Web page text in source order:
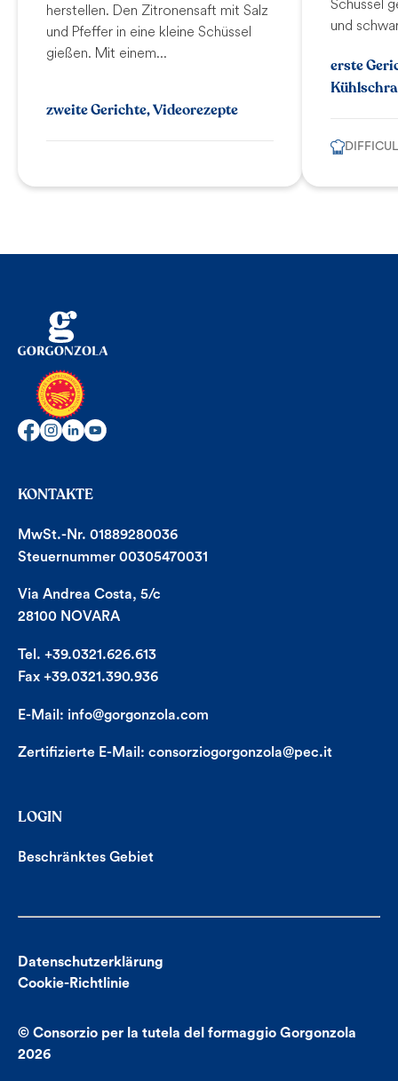
herstellen. Den Zitronensaft mit Salz
und Pfeffer in eine kleine Schüssel
gießen. Mit einem...
zweite Gerichte, Videorezepte
und
erste
KONTAKTE
MwSt.-Nr. 01889280036
Steuernummer 00305470031
Via Andrea Costa, 5/c
28100 NOVARA
Tel. +39.0321.626.613
Fax +39.0321.390.936
E-Mail: info@gorgonzola.com
Zertifizierte E-Mail: consorziogorgonzola@pec.it
LOGIN
Beschränktes Gebiet
Datenschutzerklärung
Cookie-Richtlinie
© Consorzio per la tutela del formaggio Gorgonzola
2026